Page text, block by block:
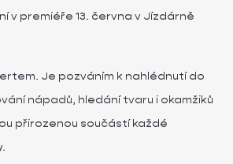
v premiéře 13. června v Jízdárně
Je pozváním k nahlédnutí do
nápadů, hledání tvaru i okamžiků
přirozenou součástí každé